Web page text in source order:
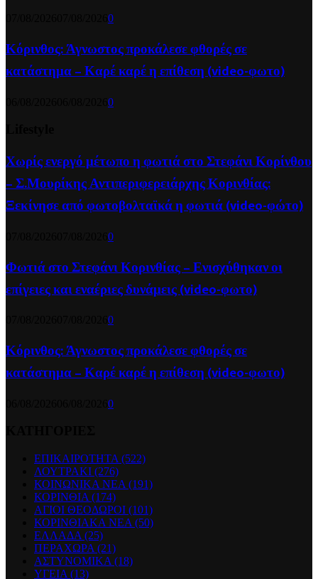
0
Κόρινθος: Άγνωστος προκάλεσε φθορές σε
κατάστημα – Καρέ καρέ η επίθεση (video-φωτο)
0
Χωρίς ενεργό μέτωπο η φωτιά στο Στεφάνι Κορίνθου
– Σ.Μουρίκης Αντιπεριφερειάρχης Κορινθίας:
Ξεκίνησε από φωτοβολταϊκά η φωτιά (video-φώτο)
0
Φωτιά στο Στεφάνι Κορινθίας – Ενισχύθηκαν οι
επίγειες και εναέριες δυνάμεις (video-φωτο)
0
Κόρινθος: Άγνωστος προκάλεσε φθορές σε
κατάστημα – Καρέ καρέ η επίθεση (video-φωτο)
0
ΕΠΙΚΑΙΡΟΤΗΤΑ (522)
ΛΟΥΤΡΑΚΙ (276)
ΚΟΙΝΩΝΙΚΑ ΝΕΑ (191)
ΚΟΡΙΝΘΙΑ (174)
ΑΓΙΟΙ ΘΕΟΔΩΡΟΙ (101)
ΚΟΡΙΝΘΙΑΚΑ ΝΕΑ (50)
ΕΛΛΑΔΑ (25)
ΠΕΡΑΧΩΡΑ (21)
ΑΣΤΥΝΟΜΙΚΑ (18)
ΥΓΕΙΑ (13)